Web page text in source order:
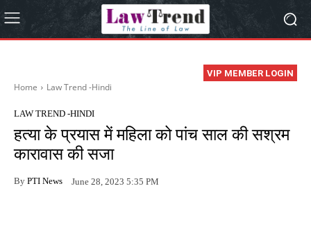
VIP MEMBER LOGIN
Home Law Trend -Hindi
LAW TREND -HINDI
हत्या के प्रयास में महिला को पांच साल की सश्रम
कारावास की सजा
By PTI News June 28, 2023 5:35 PM